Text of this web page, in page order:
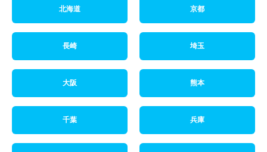
北海道 京都
長崎 埼玉
大阪 熊本
千葉 兵庫